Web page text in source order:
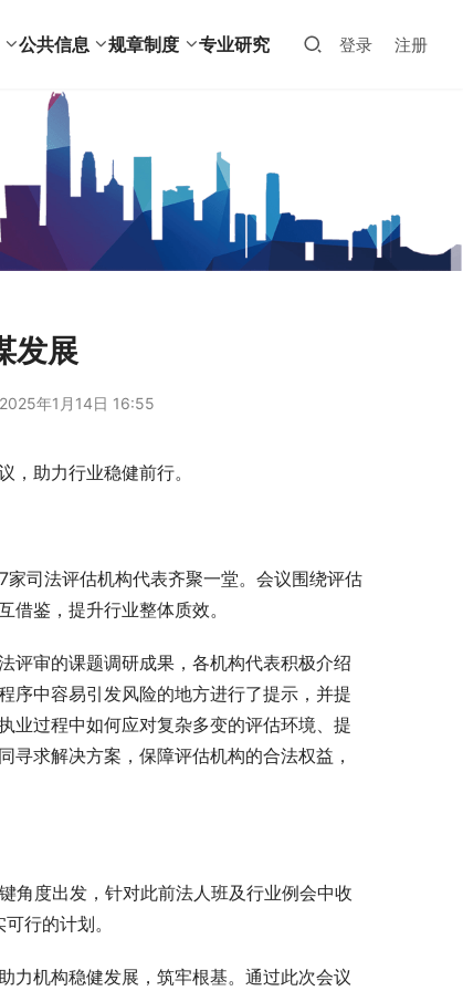
公共信息 规章制度 专业研究 登录 注册
发展
2025年1月14日 16:55
助力行业稳健前行。
司法评估机构代表齐聚一堂。会议围绕评估
鉴，提升行业整体质效。
评审的课题调研成果，各机构代表积极介绍
序中容易引发风险的地方进行了提示，并提
业过程中如何应对复杂多变的评估环境、提
求解决方案，保障评估机构的合法权益，
角度出发，针对此前法人班及行业例会中收
行的计划。
力机构稳健发展，筑牢根基。通过此次会议